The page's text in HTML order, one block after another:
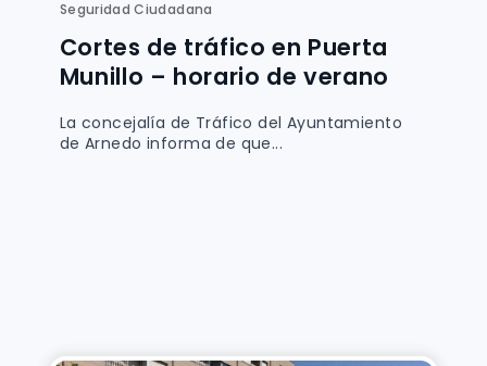
Seguridad Ciudadana
Cortes de tráfico en Puerta
Munillo – horario de verano
La concejalía de Tráfico del Ayuntamiento
de Arnedo informa de que...